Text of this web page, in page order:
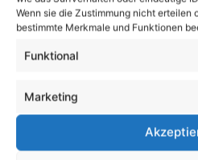
Wenn sie die Zustimmung nicht erteilen
bestimmte Merkmale und Funktionen
Funktional
Marketing
der UVV Elektrogeräte zu
notwendigen Schritte zu
unternehmen.
FAQs
F: Wer ist für die